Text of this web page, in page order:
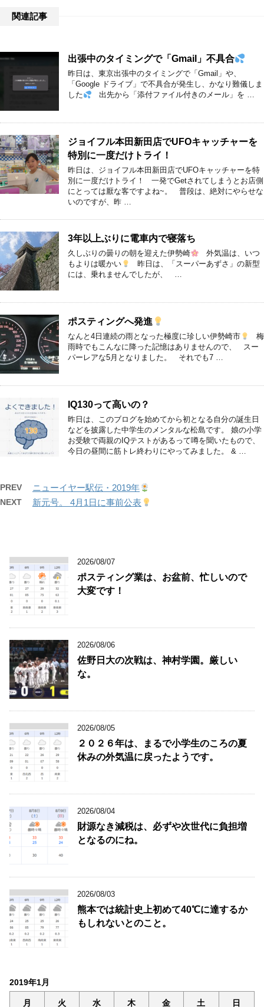
関連記事
出張中のタイミングで「Gmail」不具合
昨日は、東京出張中のタイミングで「Gmail」や、
「Google ドライブ」で不具合が発生し、かなり難儀しま
した
出先から「添付ファイル付きのメール」を …
ジョイフル本田新田店でUFOキャッチャーを
特別に一度だけトライ！
昨日は、ジョイフル本田新田店でUFOキャッチャーを特
別に一度だけトライ！ 一発でGetされてしまうとお店側
にとっては厭な客ですよね~。 普段は、絶対にやらせな
いのですが、昨 …
3年以上ぶりに電車内で寝落ち
久しぶりの曇りの朝を迎えた伊勢崎
外気温は、いつ
もよりは暖かい
昨日は、「スーパーあずさ」の新型
には、乗れませんでしたが、 …
ポスティングへ発進
なんと4日連続の雨となった極度に珍しい伊勢崎市
梅
雨時でもこんなに降った記憶はありませんので、 スー
パーレアな5月となりました。 それでも7 …
IQ130って高いの？
昨日は、このブログを始めてから初となる自分の誕生日
などを披露した中学生のメンタルな松島です。 娘の小学
お受験で両親のIQテストがあるって噂を聞いたもので、
今日の昼間に筋トレ終わりにやってみました。 & …
PREV ニューイヤー駅伝・2019年
NEXT 新元号。 4月1日に事前公表
2026/08/07
ポスティング業は、お盆前、忙しいので
大変です！
2026/08/06
佐野日大の次戦は、神村学園。厳しい
な。
2026/08/05
２０２６年は、まるで小学生のころの夏
休みの外気温に戻ったようです。
2026/08/04
財源なき減税は、必ずや次世代に負担増
となるのにね。
2026/08/03
熊本では統計史上初めて40℃に達するか
もしれないとのこと。
2019年1月
月 火 水 木 金 土 日